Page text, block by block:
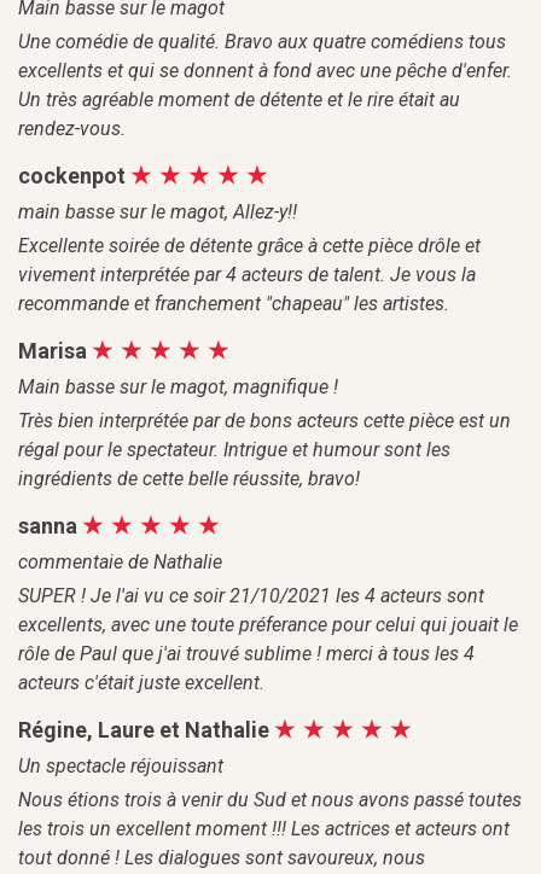
Main basse sur le magot
Une comédie de qualité. Bravo aux quatre comédiens tous
excellents et qui se donnent à fond avec une pêche d'enfer.
Un très agréable moment de détente et le rire était au
rendez-vous.
cockenpot
main basse sur le magot, Allez-y!!
Excellente soirée de détente grâce à cette pièce drôle et
vivement interprétée par 4 acteurs de talent. Je vous la
recommande et franchement "chapeau" les artistes.
Marisa
Main basse sur le magot, magnifique !
Très bien interprétée par de bons acteurs cette pièce est un
régal pour le spectateur. Intrigue et humour sont les
ingrédients de cette belle réussite, bravo!
sanna
commentaie de Nathalie
SUPER ! Je l'ai vu ce soir 21/10/2021 les 4 acteurs sont
excellents, avec une toute préferance pour celui qui jouait le
rôle de Paul que j'ai trouvé sublime ! merci à tous les 4
acteurs c'était juste excellent.
Régine, Laure et Nathalie
Un spectacle réjouissant
Nous étions trois à venir du Sud et nous avons passé toutes
les trois un excellent moment !!! Les actrices et acteurs ont
tout donné ! Les dialogues sont savoureux, nous